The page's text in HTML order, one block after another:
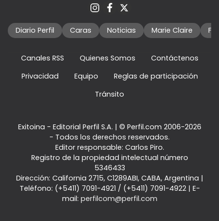
Diario Perfil Caras Noticias Marie Claire
Canales RSS Quienes Somos
Contáctenos
Privacidad
Equipo
Reglas de participación
Tránsito
Exitoina - Editorial Perfil S.A. | © Perfil.com 2006-2026
- Todos los derechos reservados.
Editor responsable: Carlos Piro.
Registro de la propiedad intelectual número
5346433
Dirección: California 2715, C1289ABI, CABA, Argentina |
Teléfono: (+5411) 7091-4921 / (+5411) 7091-4922| E-
mail: perfilcom@perfil.com